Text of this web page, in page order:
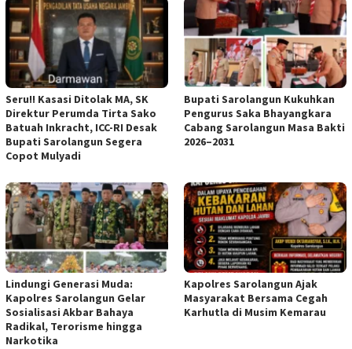
Seru!! Kasasi Ditolak MA, SK
Direktur Perumda Tirta Sako
Batuah Inkracht, ICC-RI Desak
Bupati Sarolangun Segera
Copot Mulyadi
Bupati Sarolangun Kukuhkan
Pengurus Saka Bhayangkara
Cabang Sarolangun Masa Bakti
2026–2031
Lindungi Generasi Muda:
Kapolres Sarolangun Gelar
Sosialisasi Akbar Bahaya
Radikal, Terorisme hingga
Narkotika
Kapolres Sarolangun Ajak
Masyarakat Bersama Cegah
Karhutla di Musim Kemarau